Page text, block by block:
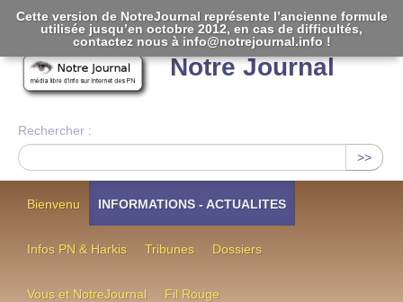
Notre Journal
Rechercher :
>>
Bienvenu INFORMATIONS - ACTUALITES
Infos PN & Harkis Tribunes Dossiers
Vous et NotreJournal Fil Rouge
Cette version de NotreJournal représente l’ancienne formule
utilisée jusqu’en octobre 2012, en cas de difficultés,
contactez nous à info@notrejournal.info !